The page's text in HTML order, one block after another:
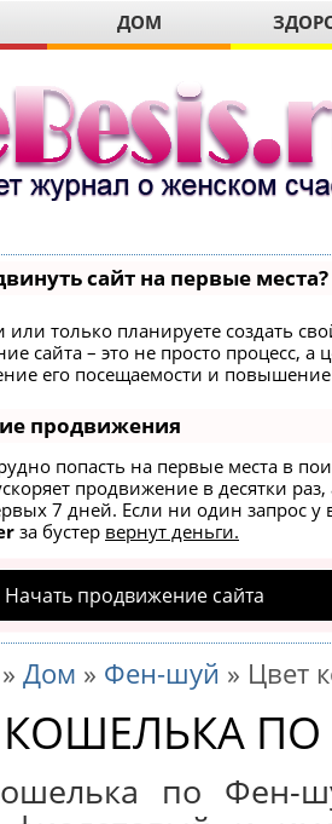
ДОМ
сайт на первые места?
или только планируете создать
сайта – это не просто процесс,
его посещаемости и
продвижения
попасть на первые места в
продвижение в десятки
7 дней. Если ни один запрос у
за бустер вернут деньги.
Начать продвижение сайта
» Дом » Фен-шуй » Цвет
КОШЕЛЬКА
по Фен-